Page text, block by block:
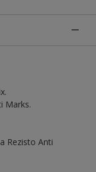
Marks.
Rezisto Anti